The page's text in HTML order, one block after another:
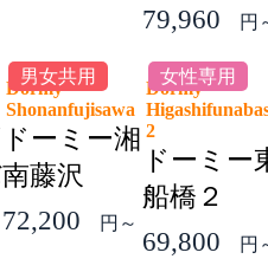
79,960
円
男女共用
Dormy
Shonanfujisawa
ドーミー湘
南藤沢
72,200
円～
女性専用
Dormy
2
ドーミー
船橋２
69,800
円